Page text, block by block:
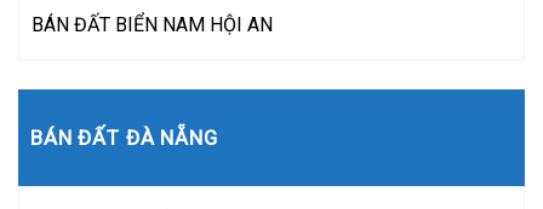
BÁN ĐẤT BIỂN NAM HỘI AN
BÁN ĐẤT ĐÀ NẴNG